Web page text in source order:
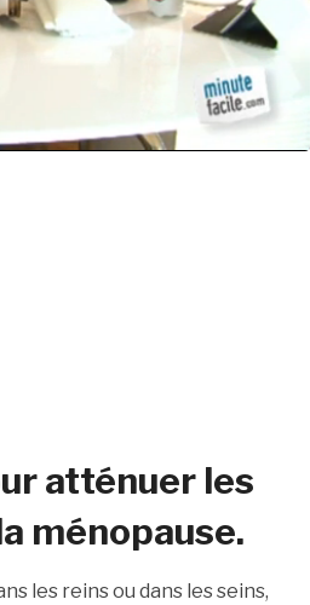
atténuer les
ménopause.
les reins ou dans les seins,